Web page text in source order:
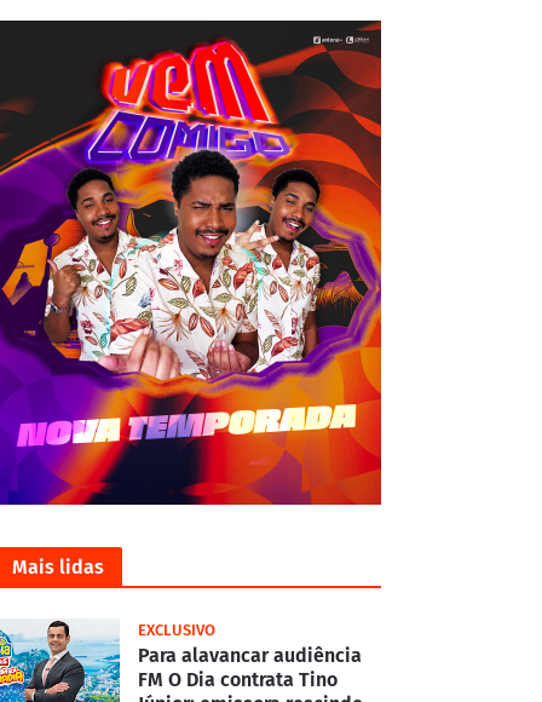
Mais lidas
EXCLUSIVO
Para alavancar audiência
FM O Dia contrata Tino